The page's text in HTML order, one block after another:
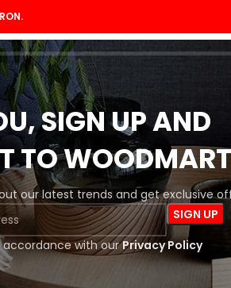
SIGN UP AND
TO
our latest trends and get exclusive
accordance with ourPrivacy Policy
Se întrevăd
Pregătirea este importantă!